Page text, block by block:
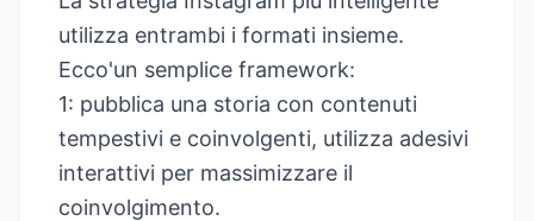
utilizza entrambi i formati insieme.
Ecco'un semplice framework:
1: pubblica una storia con contenuti
tempestivi e coinvolgenti, utilizza adesivi
interattivi per massimizzare il
coinvolgimento.